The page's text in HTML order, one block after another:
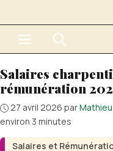
au
contenuMenu
Salaires et
Salaires
rémunération
27 avril 2026 parMathieu
environ 3 minutes